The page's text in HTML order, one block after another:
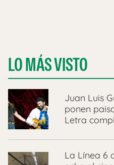
LO MÁS VISTO
Juan Luis
ponen
Letra
La Línea 6